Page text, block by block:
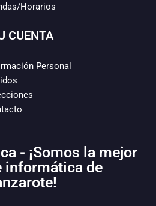
Horarios
CUENTA
Personal
- ¡Somos la mejor
informática de